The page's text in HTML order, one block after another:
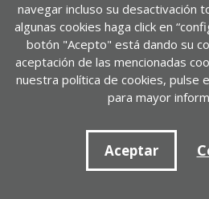
+ 34 917452446 |
navegar incluso su desactivación
algunas cookies haga click en
botón "Acepto" está dando su
aceptación de las mencionadas
nuestra política de cookies, pulse
para mayor
Aceptar